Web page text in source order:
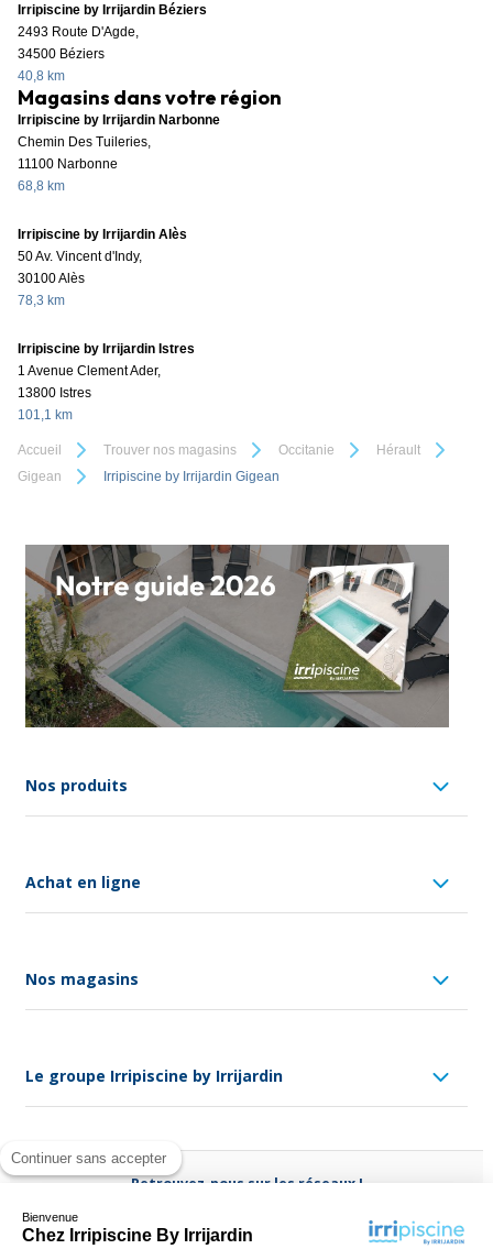
Continuer sans accepter
Bienvenue
Chez Irripiscine By Irrijardin
Irripiscine by Irrijardin Béziers
2493 Route D'Agde,
34500 Béziers
40,8 km
Magasins dans votre région
Irripiscine by Irrijardin Narbonne
Chemin Des Tuileries,
11100 Narbonne
68,8 km
Irripiscine by Irrijardin Alès
50 Av. Vincent d'Indy,
30100 Alès
78,3 km
Irripiscine by Irrijardin Istres
1 Avenue Clement Ader,
13800 Istres
101,1 km
Accueil Trouver nos magasins Occitanie
Hérault
Gigean
Irripiscine by Irrijardin Gigean
Nos produits
Achat en ligne
Nos magasins
Le groupe Irripiscine by Irrijardin
Retrouvez-nous sur les réseaux !